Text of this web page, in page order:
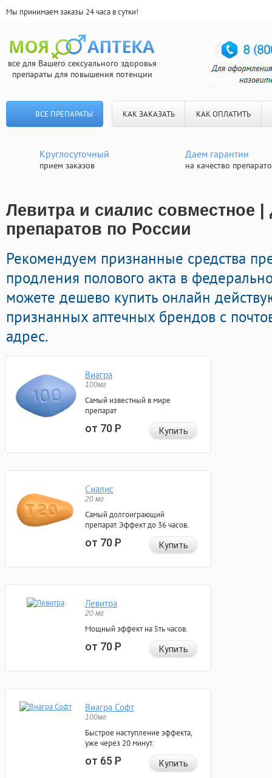
Мы принимаем заказы 24 часа в сутки!
все для Вашего сексуального здоровья
препараты для повышения потенции
ВСЕ ПРЕПАРАТЫ КАК ЗАКАЗАТЬ КАК ОПЛАТИТЬ
Круглосуточный
прием заказов
Даем гарантии
на качество
Левитра и сиалис совместное |
препаратов по России
Рекомендуем признанные средства
продления полового акта в
можете дешево купить онлайн
признанных аптечных брендов с
адрес.
Виагра
100мг
Самый известный в мире
препарат
от 70Р Купить
Сиалис
20 мг
Самый долгоиграющий
препарат. Эффект до 36 часов.
от 70Р Купить
Левитра
20 мг
Мощный эффект на 5ть часов.
от 70Р Купить
Виагра Софт
100мг
Быстрое наступление эффекта,
уже через 20 минут.
от 65Р Купить